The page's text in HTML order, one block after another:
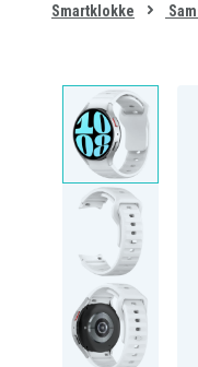
Smartklokke